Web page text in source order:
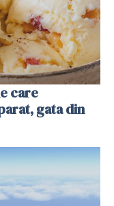
care
gata din